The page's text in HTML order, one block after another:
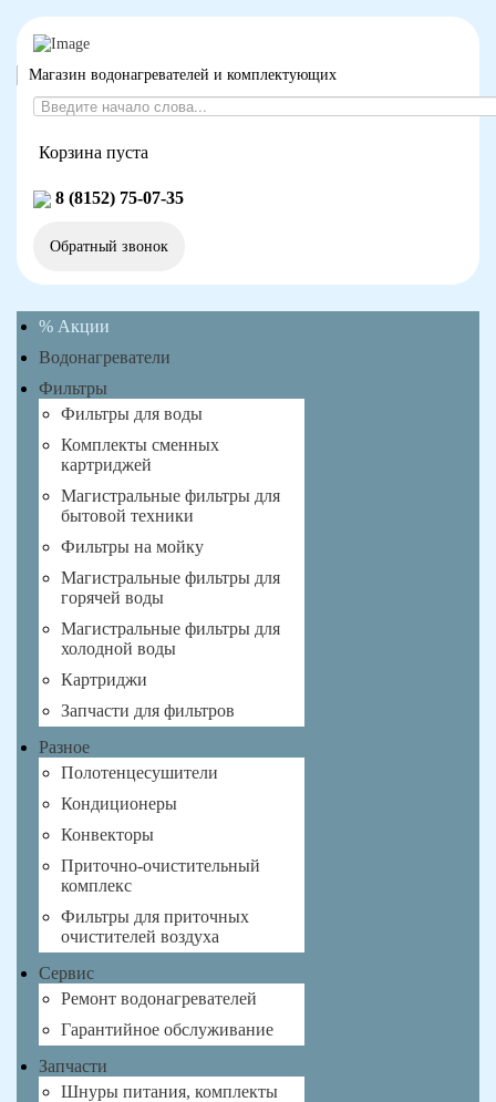
Магазин водонагревателей и комплектующих
Корзина пуста
8 (8152) 75-07-35
Обратный звонок
% Акции
Водонагреватели
Фильтры
Фильтры для воды
Комплекты сменных
картриджей
Магистральные фильтры для
бытовой техники
Фильтры на мойку
Магистральные фильтры для
горячей воды
Магистральные фильтры для
холодной воды
Картриджи
Запчасти для фильтров
Разное
Полотенцесушители
Кондиционеры
Конвекторы
Приточно-очистительный
комплекс
Фильтры для приточных
очистителей воздуха
Сервис
Ремонт водонагревателей
Гарантийное обслуживание
Запчасти
Шнуры питания, комплекты